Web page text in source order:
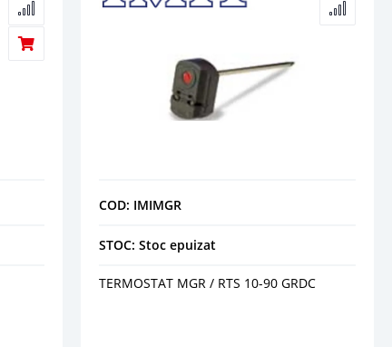
COD: IMIMGR
STOC: Stoc epuizat
TERMOSTAT MGR / RTS 10-90 GRDC